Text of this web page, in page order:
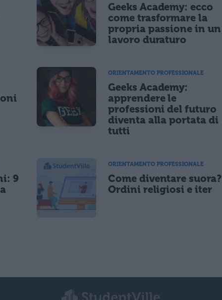
Geeks Academy: ecco
come trasformare la
propria passione in un
lavoro duraturo
ORIENTAMENTO PROFESSIONALE
Geeks Academy:
apprendere le
professioni del futuro
diventa alla portata di
tutti
9
ORIENTAMENTO PROFESSIONALE
Come diventare suora?
Ordini religiosi e iter